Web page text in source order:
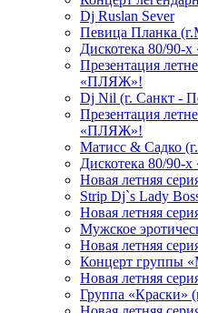
Dj Ruslan Sever
Певица Планка
Дискотека 80/90-х
Презентация
«ПЛЯЖ»!
Dj Nil (г. Санкт -
Презентация
«ПЛЯЖ»!
Матисс & Садко
Дискотека 80/90-х
Новая летняя
Strip Dj`s Lady
Новая летняя
Мужское
Новая летняя
Концерт группы
Новая летняя
Группа «Краски»